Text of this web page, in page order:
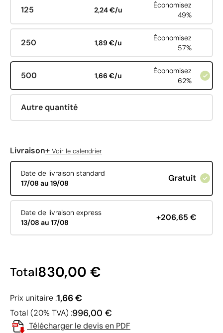
125 2,24 €/u
Économisez
49%
250 1,89 €/u
Économisez
57%
500 1,66 €/u
Économisez
62%
Autre quantité
Livraison+ Voir le calendrier
Date de livraison standard
17/08 au 19/08
Gratuit
Date de livraison express
13/08 au 17/08
+206,65 €
Total830,00 €
Prix unitaire :1,66 €
Total (20% TVA) :996,00 €
Télécharger le devis en PDF